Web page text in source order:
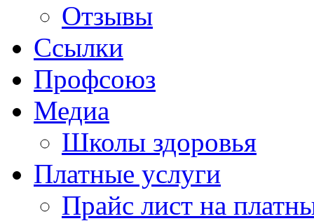
Отзывы
Ссылки
Профсоюз
Медиа
Школы здоровья
Платные услуги
Прайс лист на